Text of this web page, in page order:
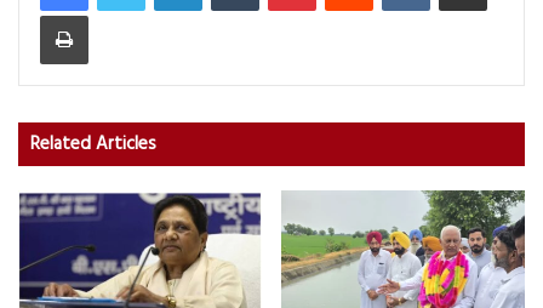
Print
Related Articles